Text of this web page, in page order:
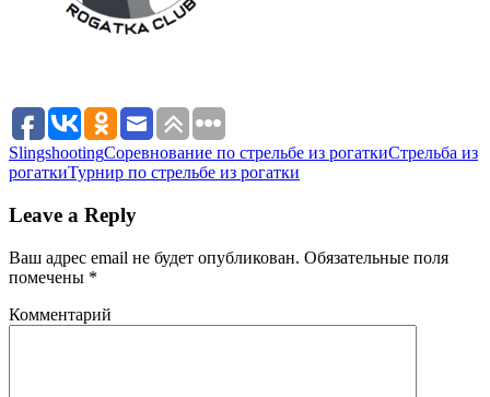
SlingshootingСоревнование по стрельбе из рогаткиСтрельба из
рогаткиТурнир по стрельбе из рогатки
Leave a Reply
Ваш адрес email не будет опубликован. Обязательные поля
помечены *
Комментарий